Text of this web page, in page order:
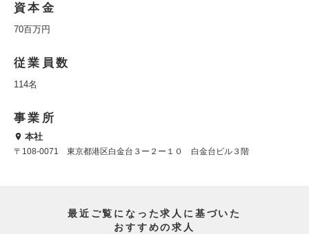
資本金
70百万円
従業員数
114名
事業所
本社
〒108-0071 東京都港区白金台３ー２ー１０ 白金台ビル３階
最近ご覧になった求人に基づいた
おすすめの求人